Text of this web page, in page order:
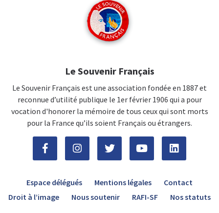
Le Souvenir Français
Le Souvenir Français est une association fondée en 1887 et
reconnue d’utilité publique le 1er février 1906 qui a pour
vocation d'honorer la mémoire de tous ceux qui sont morts
pour la France qu’ils soient Français ou étrangers.
Espace délégués Mentions légales
Contact
Droit à l’image
Nous soutenir RAFI-SF Nos statuts